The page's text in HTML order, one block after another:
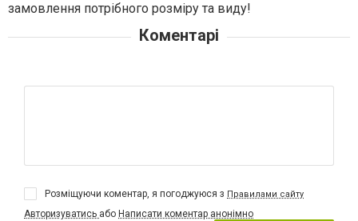
замовлення потрібного розміру та виду!
Коментарі
Розміщуючи коментар, я погоджуюся з Правилами сайту
Авторизуватись або Написати коментар анонімно